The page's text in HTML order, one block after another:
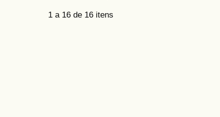
1 a 16 de 16 itens